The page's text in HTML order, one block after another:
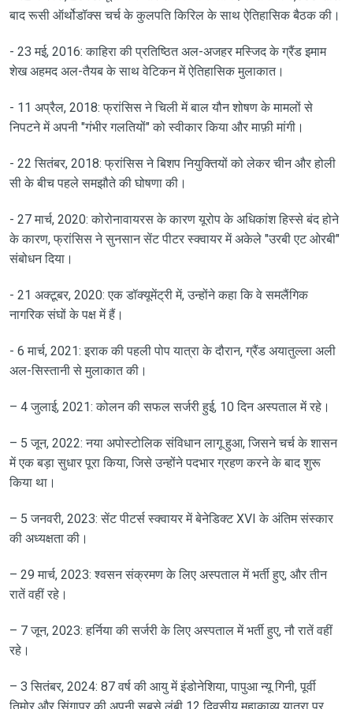
बाद रूसी ऑर्थोडॉक्स चर्च के कुलपति किरिल के साथ ऐतिहासिक बैठक की।
- 23 मई, 2016: काहिरा की प्रतिष्ठित अल-अजहर मस्जिद के ग्रैंड इमाम
शेख अहमद अल-तैयब के साथ वेटिकन में ऐतिहासिक मुलाकात।
- 11 अप्रैल, 2018: फ्रांसिस ने चिली में बाल यौन शोषण के मामलों से
निपटने में अपनी "गंभीर गलतियों" को स्वीकार किया और माफ़ी मांगी।
- 22 सितंबर, 2018: फ्रांसिस ने बिशप नियुक्तियों को लेकर चीन और होली
सी के बीच पहले समझौते की घोषणा की।
- 27 मार्च, 2020: कोरोनावायरस के कारण यूरोप के अधिकांश हिस्से बंद होने
के कारण, फ्रांसिस ने सुनसान सेंट पीटर स्क्वायर में अकेले "उरबी एट ओरबी"
संबोधन दिया।
- 21 अक्टूबर, 2020: एक डॉक्यूमेंट्री में, उन्होंने कहा कि वे समलैंगिक
नागरिक संघों के पक्ष में हैं।
- 6 मार्च, 2021: इराक की पहली पोप यात्रा के दौरान, ग्रैंड अयातुल्ला अली
अल-सिस्तानी से मुलाकात की।
– 4 जुलाई, 2021: कोलन की सफल सर्जरी हुई, 10 दिन अस्पताल में रहे।
– 5 जून, 2022: नया अपोस्टोलिक संविधान लागू हुआ, जिसने चर्च के शासन
में एक बड़ा सुधार पूरा किया, जिसे उन्होंने पदभार ग्रहण करने के बाद शुरू
किया था।
– 5 जनवरी, 2023: सेंट पीटर्स स्क्वायर में बेनेडिक्ट XVI के अंतिम संस्कार
की अध्यक्षता की।
– 29 मार्च, 2023: श्वसन संक्रमण के लिए अस्पताल में भर्ती हुए, और तीन
रातें वहीं रहे।
– 7 जून, 2023: हर्निया की सर्जरी के लिए अस्पताल में भर्ती हुए, नौ रातें वहीं
रहे।
– 3 सितंबर, 2024: 87 वर्ष की आयु में इंडोनेशिया, पापुआ न्यू गिनी, पूर्वी